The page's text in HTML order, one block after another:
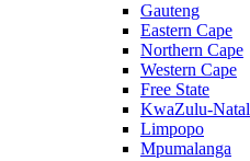
Gauteng
Eastern Cape
Northern Cape
Western Cape
Free State
KwaZulu-Natal
Limpopo
Mpumalanga